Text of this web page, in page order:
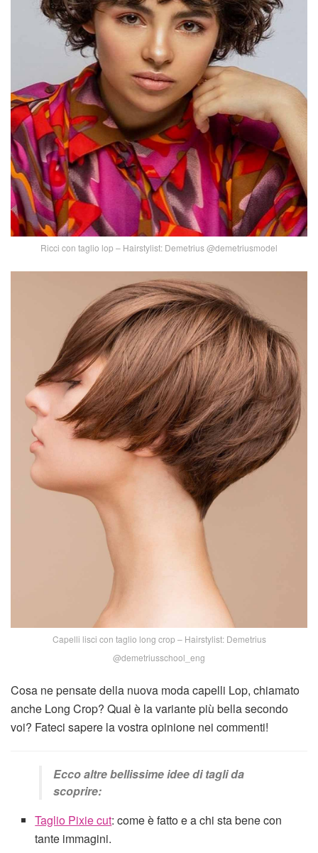
Ricci con taglio lop – Hairstylist: Demetrius @demetriusmodel
Capelli lisci con taglio long crop – Hairstylist: Demetrius
@demetriusschool_eng
Cosa ne pensate della nuova moda capelli Lop, chiamato
anche Long Crop? Qual è la variante più bella secondo
voi? Fateci sapere la vostra opinione nei commenti!
Ecco altre bellissime idee di tagli da
scoprire:
Taglio Pixie cut: come è fatto e a chi sta bene con
tante immagini.